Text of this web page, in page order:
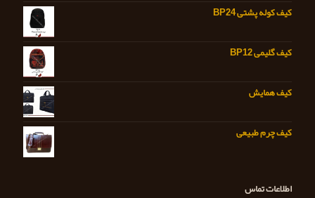
کیف کوله پشتی BP24
کیف گلیمی BP12
کیف همایش
کیف چرم طبیعی
اطلاعات تماس